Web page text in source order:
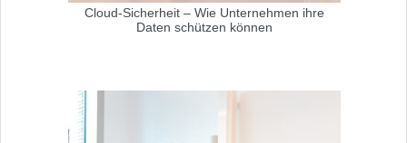
Cloud-Sicherheit – Wie Unternehmen ihre
Daten schützen können